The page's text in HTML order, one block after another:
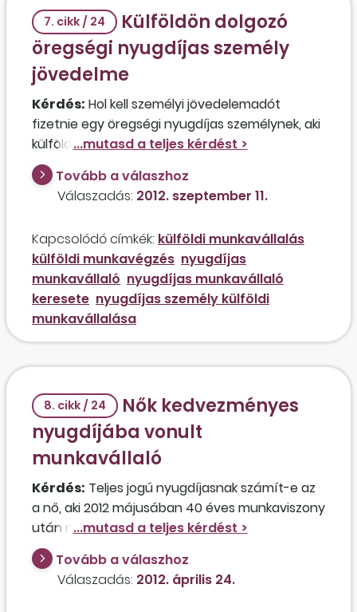
7. cikk / 24
Külföldön dolgozó
öregségi nyugdíjas személy
jövedelme
Kérdés: Hol kell személyi jövedelemadót
fizetnie egy öregségi nyugdíjas személynek, aki
külföldön dolgozik, de a kinti tartózkodásának
ideje nem haladja meg az évi 183 napot?
Összevontan kezelik-e ezt a jövedelmet, ha
Magyarországon ingatlan-bérbeadásból is
Tovább a válaszhoz
Válaszadás: 2012. szeptember 11.
Kapcsolódó címkék: külföldi munkavállalás
külföldi munkavégzés nyugdíjas
munkavállaló nyugdíjas munkavállaló
keresete nyugdíjas személy külföldi
munkavállalása
8. cikk / 24
Nők kedvezményes
nyugdíjába vonult
munkavállaló
Kérdés: Teljes jogú nyugdíjasnak számít-e az
a nő, aki 2012 májusában 40 éves munkaviszony
után nyugdíjba fog vonulni? Ha igen, akkor
betöltheti-e a jelenlegi munkakörét a jelenlegi
fizetéséért, vagy csak a minimálbér
másfélszeresét keresheti?
Tovább a válaszhoz
Válaszadás: 2012. április 24.